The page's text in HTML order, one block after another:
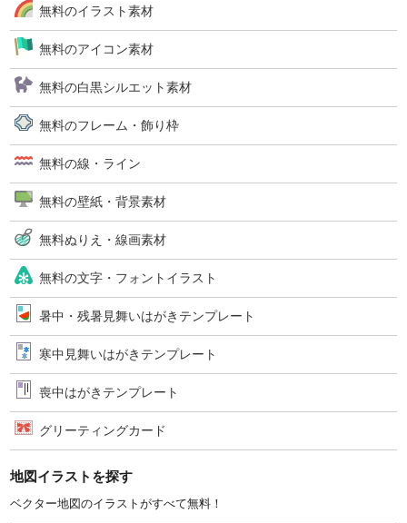
無料のイラスト素材
無料のアイコン素材
無料の白黒シルエット素材
無料のフレーム・飾り枠
無料の線・ライン
無料の壁紙・背景素材
無料ぬりえ・線画素材
無料の文字・フォントイラスト
暑中・残暑見舞いはがきテンプレート
寒中見舞いはがきテンプレート
喪中はがきテンプレート
グリーティングカード
地図イラストを探す
ベクター地図のイラストがすべて無料！